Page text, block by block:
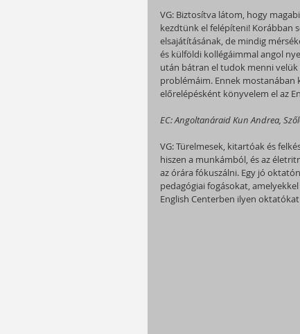
VG: Biztosítva látom, hogy
kezdtünk el felépíteni! Korábban
elsajátításának, de mindig
és külföldi kollégáimmal angol
után bátran el tudok menni
problémáim. Ennek mostanában
előrelépésként könyvelem el az
EC: Angoltanáraid Kun Andrea,
VG: Türelmesek, kitartóak és
hiszen a munkámból, és az
az órára fókuszálni. Egy jó
pedagógiai fogásokat,
English Centerben ilyen